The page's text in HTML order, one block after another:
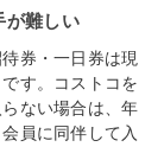
が難しい
券・一日券は現
す。コストコを
ない場合は、年
員に同伴して入